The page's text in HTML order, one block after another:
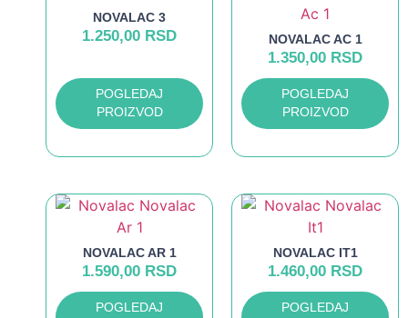
NOVALAC 3
1.250,00 RSD
POGLEDAJ
PROIZVOD
NOVALAC AC 1
1.350,00 RSD
POGLEDAJ
PROIZVOD
NOVALAC AR 1
1.590,00 RSD
POGLEDAJ
NOVALAC IT1
1.460,00 RSD
POGLEDAJ